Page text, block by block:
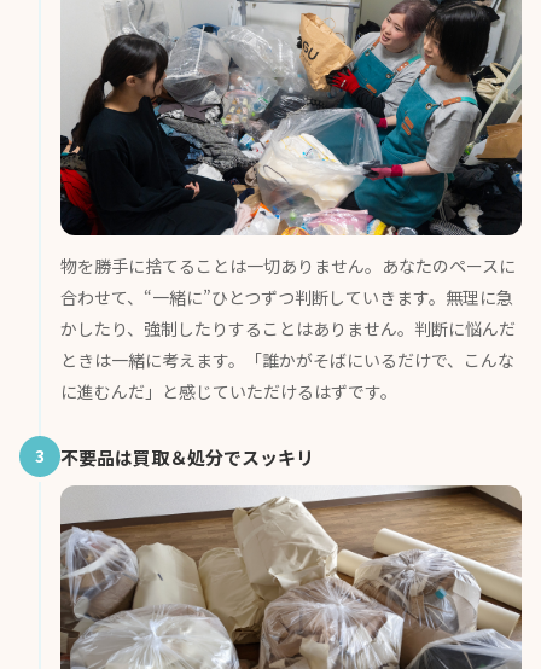
物を勝手に捨てることは一切ありません。あなたのペースに
合わせて、“一緒に”ひとつずつ判断していきます。無理に急
かしたり、強制したりすることはありません。判断に悩んだ
ときは一緒に考えます。「誰かがそばにいるだけで、こんな
に進むんだ」と感じていただけるはずです。
3 不要品は買取＆処分でスッキリ